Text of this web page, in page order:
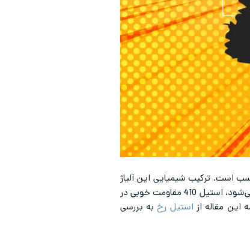
است. ترکیب شیمیایی این آلیاژ
امکان سخت شدن توسط عملیات حرارتی را فراهم می‌کند. این آلیاژ دارای حدود 11.5% کروم در ترکیب خود است که سبب می‌شود، استیل 410 مقاومت خوبی در
این مقاله ازاستیل رخبه بررسی